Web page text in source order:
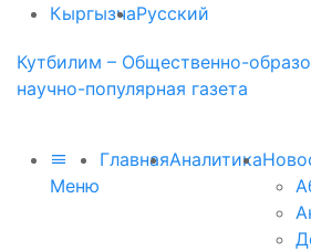
КыргызчаРусский
Кутбилим – Общественно-
научно-популярная газета
Меню
ГлавнаяАналитика